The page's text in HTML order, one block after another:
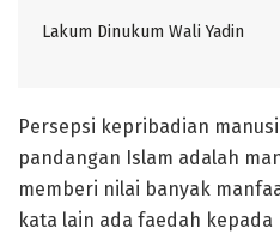
Lakum Dinukum Wali Yadin
Persepsi kepribadian
pandangan Islam adalah
memberi nilai banyak
kata lain ada faedah kepada